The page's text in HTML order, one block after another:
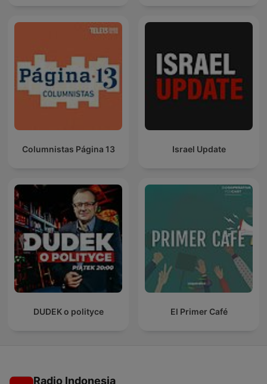
Columnistas Página 13 Israel Update
DUDEK o polityce El Primer Café
Radio Indonesia